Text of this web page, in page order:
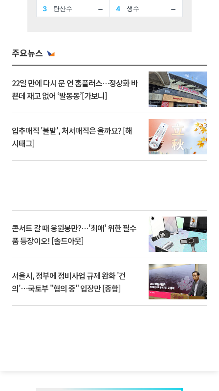
주요뉴스
22일 만에 다시 문 연 홈플러스…정상화 바
쁜데 재고 없어 ‘발동동’[가보니]
입추매직 '불발', 처서매직은 올까요? [해
시태그]
콘서트 갈 때 응원봉만?⋯'최애' 위한 필수
품 등장이오! [솔드아웃]
서울시, 정부에 정비사업 규제 완화 '건
의'⋯국토부 "협의 중" 입장만 [종합]